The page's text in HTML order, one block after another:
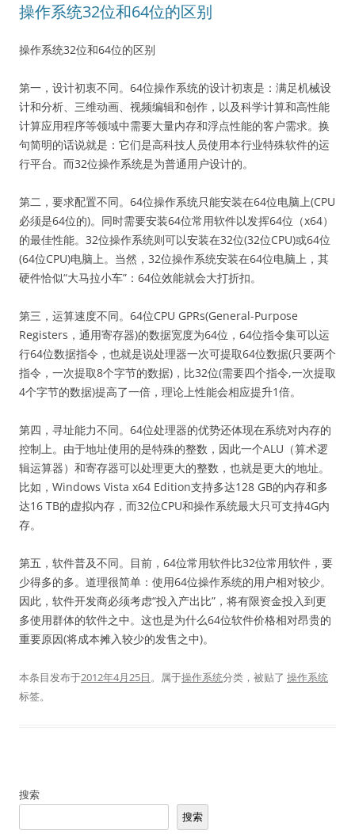
操作系统32位和64位的区别
操作系统32位和64位的区别
第一，设计初衷不同。64位操作系统的设计初衷是：满足机械设
计和分析、三维动画、视频编辑和创作，以及科学计算和高性能
计算应用程序等领域中需要大量内存和浮点性能的客户需求。换
句简明的话说就是：它们是高科技人员使用本行业特殊软件的运
行平台。而32位操作系统是为普通用户设计的。
第二，要求配置不同。64位操作系统只能安装在64位电脑上(CPU
必须是64位的)。同时需要安装64位常用软件以发挥64位（x64）
的最佳性能。32位操作系统则可以安装在32位(32位CPU)或64位
(64位CPU)电脑上。当然，32位操作系统安装在64位电脑上，其
硬件恰似“大马拉小车”：64位效能就会大打折扣。
第三，运算速度不同。64位CPU GPRs(General-Purpose
Registers，通用寄存器)的数据宽度为64位，64位指令集可以运
行64位数据指令，也就是说处理器一次可提取64位数据(只要两个
指令，一次提取8个字节的数据)，比32位(需要四个指令,一次提取
4个字节的数据)提高了一倍，理论上性能会相应提升1倍。
第四，寻址能力不同。64位处理器的优势还体现在系统对内存的
控制上。由于地址使用的是特殊的整数，因此一个ALU（算术逻
辑运算器）和寄存器可以处理更大的整数，也就是更大的地址。
比如，Windows Vista x64 Edition支持多达128 GB的内存和多
达16 TB的虚拟内存，而32位CPU和操作系统最大只可支持4G内
存。
第五，软件普及不同。目前，64位常用软件比32位常用软件，要
少得多的多。道理很简单：使用64位操作系统的用户相对较少。
因此，软件开发商必须考虑“投入产出比”，将有限资金投入到更
多使用群体的软件之中。这也是为什么64位软件价格相对昂贵的
重要原因(将成本摊入较少的发售之中)。
本条目发布于2012年4月25日。属于操作系统分类，被贴了 操作系统
标签。
搜索
搜索